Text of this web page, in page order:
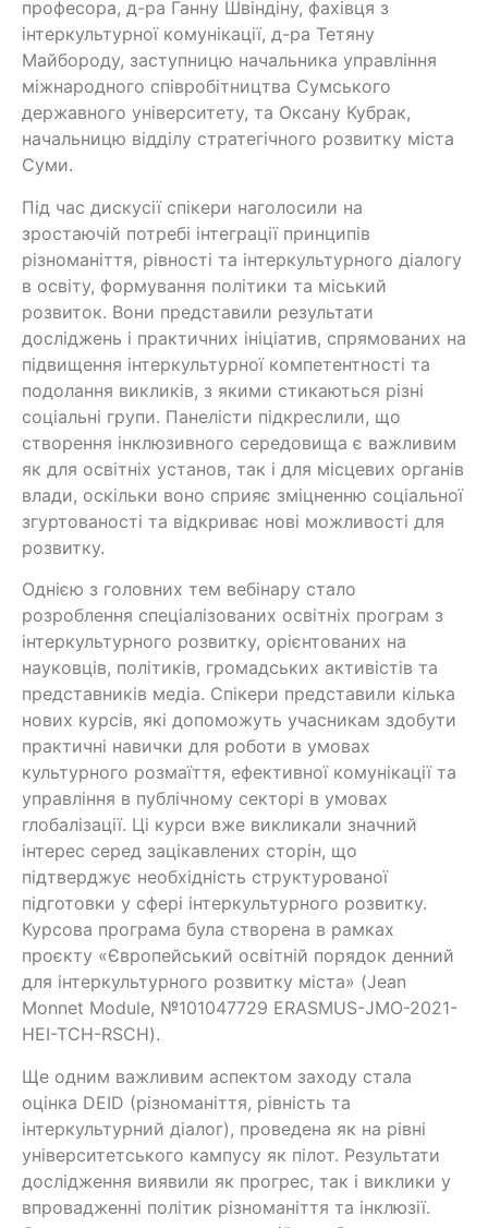
професора, д-ра Ганну Швіндіну, фахівця з
інтеркультурної комунікації, д-ра Тетяну
Майбороду, заступницю начальника управління
міжнародного співробітництва Сумського
державного університету, та Оксану Кубрак,
начальницю відділу стратегічного розвитку міста
Суми.
Під час дискусії спікери наголосили на
зростаючій потребі інтеграції принципів
різноманіття, рівності та інтеркультурного діалогу
в освіту, формування політики та міський
розвиток. Вони представили результати
досліджень і практичних ініціатив, спрямованих на
підвищення інтеркультурної компетентності та
подолання викликів, з якими стикаються різні
соціальні групи. Панелісти підкреслили, що
створення інклюзивного середовища є важливим
як для освітніх установ, так і для місцевих органів
влади, оскільки воно сприяє зміцненню соціальної
згуртованості та відкриває нові можливості для
розвитку.
Однією з головних тем вебінару стало
розроблення спеціалізованих освітніх програм з
інтеркультурного розвитку, орієнтованих на
науковців, політиків, громадських активістів та
представників медіа. Спікери представили кілька
нових курсів, які допоможуть учасникам здобути
практичні навички для роботи в умовах
культурного розмаїття, ефективної комунікації та
управління в публічному секторі в умовах
глобалізації. Ці курси вже викликали значний
інтерес серед зацікавлених сторін, що
підтверджує необхідність структурованої
підготовки у сфері інтеркультурного розвитку.
Курсова програма була створена в рамках
проєкту «Європейський освітній порядок денний
для інтеркультурного розвитку міста» (Jean
Monnet Module, №101047729 ERASMUS-JMO-2021-
HEI-TCH-RSCH).
Ще одним важливим аспектом заходу стала
оцінка DEID (різноманіття, рівність та
інтеркультурний діалог), проведена як на рівні
університетського кампусу як пілот. Результати
дослідження виявили як прогрес, так і виклики у
впровадженні політик різноманіття та інклюзії.